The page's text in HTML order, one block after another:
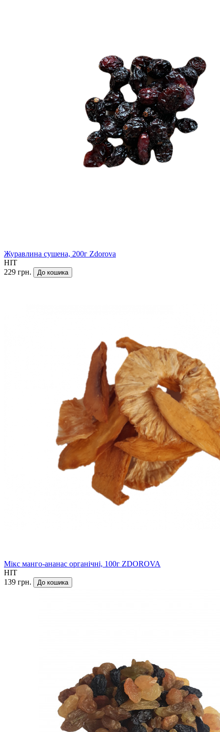
Журавлина сушена, 200г Zdorova
HIT
229 грн.
До кошика
Мікс манго-ананас органічні, 100г ZDOROVA
HIT
139 грн.
До кошика